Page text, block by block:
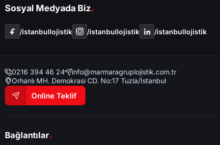
Sosyal Medyada Biz.
/i̇stanbullojistik /i̇stanbullojistik /i̇stanbullojistik
0216 394 46 24
info@marmaragruplojistik.com.tr
Orhanlı MH. Demokrasi CD. No:17 Tuzla/İstanbul
Online Teklif
Bağlantılar.